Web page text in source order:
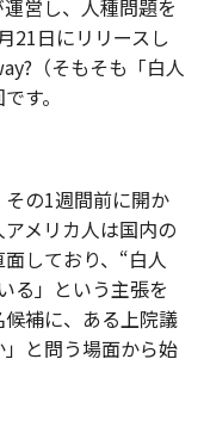
営し、人種問題を
21日にリリースし
（そもそも「白人
す。
の1週間前に開か
メリカ人は国内の
しており、“白人
る」という主張を
補に、ある上院議
と問う場面から始